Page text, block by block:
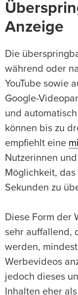
Anzeige
Die
während oder
YouTube sowie
Google-
und
können bis zu
empfiehlt eine
Nutzerinnen
Möglichkeit,
Sekunden zu
Diese Form der
sehr auffallend,
werden,
Werbevideos
jedoch dieses
Inhalten eher